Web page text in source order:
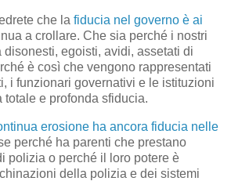
che la fiducia nel governo è ai
a crollare. Che sia perché i nostri
disonesti, egoisti, avidi, assetati di
è così che vengono rappresentati
i funzionari governativi e le istituzioni
totale e profonda sfiducia.
erosione ha ancora fiducia nelle
perché ha parenti che prestano
polizia o perché il loro potere è
della polizia e dei sistemi